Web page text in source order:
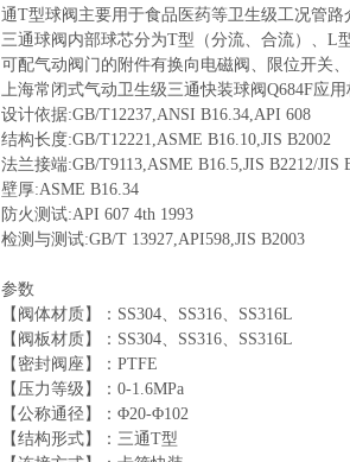
通T型球阀主要用于食品医药等卫生级工况管路
三通球阀内部球芯分为T型（分流、合流）、L
可配气动阀门的附件有换向电磁阀、限位开关
上海常闭式气动卫生级三通快装球阀Q684F应
设计依据:GB/T12237,ANSI B16.34,API 608
结构长度:GB/T12221,ASME B16.10,JIS B2002
法兰接端:GB/T9113,ASME B16.5,JIS B2212/JIS
壁厚:ASME B16.34
防火测试:API 607 4th 1993
检测与测试:GB/T 13927,API598,JIS B2003
参数
【阀体材质】：SS304、SS316、SS316L
【阀板材质】：SS304、SS316、SS316L
【密封阀座】：PTFE
【压力等级】：0-1.6MPa
【公称通径】：Φ20-Φ102
【结构形式】：三通T型